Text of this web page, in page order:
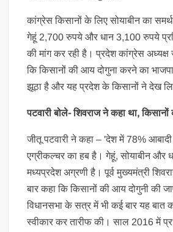
कांग्रेस किसानों के लिए सोयाबीन का
गेहूं 2,700 रुपये और धान 3,100 रुपये
की मांग कर रही है। प्रदेश कांग्रेस अध्यक्ष
कि किसानों की आय दोगुना करने का
झूठा है और यह प्रदेश के किसानों ने देख
पटवारी बोले- शिवराज ने कहा था,
जीतू पटवारी ने कहा – 'देश में 78%
एग्रीकल्चर का हब है। गेहूं, सोयाबीन और
मध्यप्रदेश अग्रणी है। पूर्व मुख्यमंत्री
बार कहा कि किसानों की आय दोगुनी की
विधानसभा के सत्र में भी कई बार यह बात
स्वीकार कर तारीफ की। साल 2016 में